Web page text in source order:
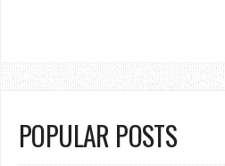
POPULAR POSTS